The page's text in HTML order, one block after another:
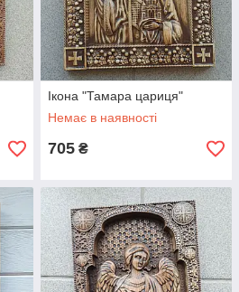
Ікона "Тамара цариця"
Немає в наявності
705 ₴